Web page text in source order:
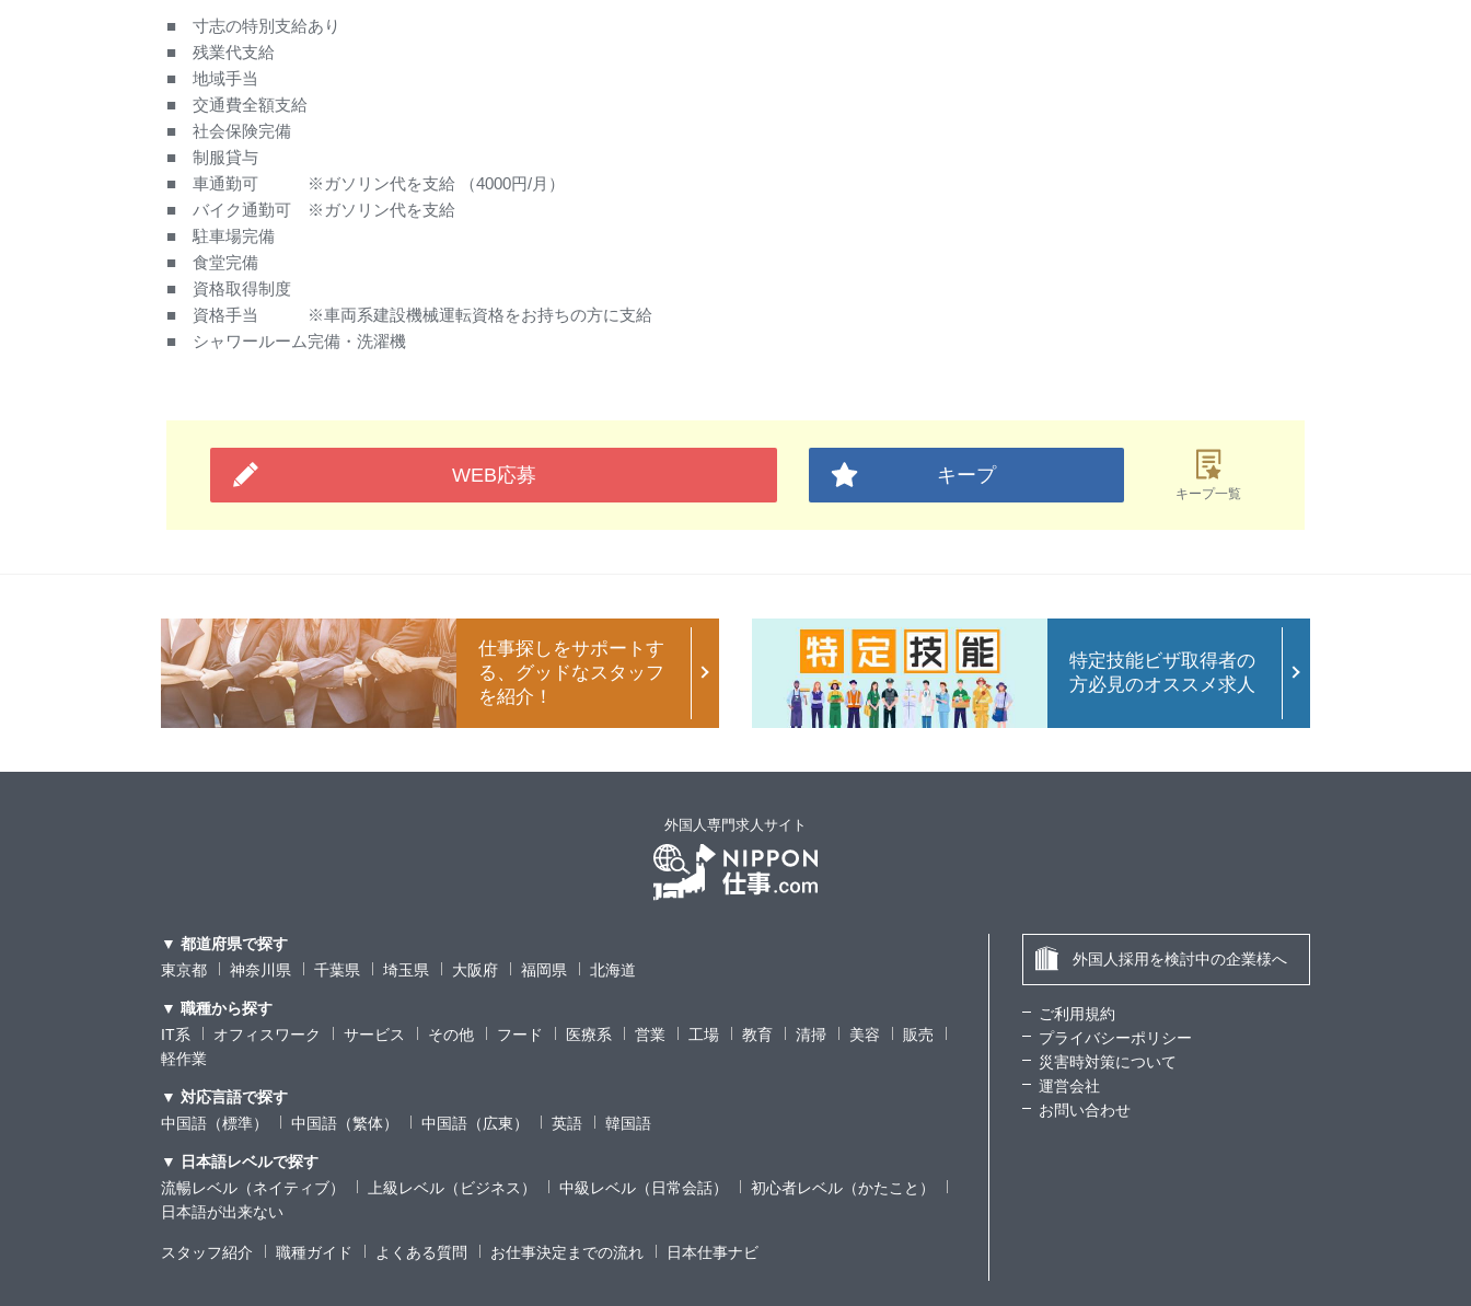
■ 寸志の特別支給あり
■ 残業代支給
■ 地域手当
■ 交通費全額支給
■ 社会保険完備
■ 制服貸与
■ 車通勤可 ※ガソリン代を支給 （4000円/月）
■ バイク通勤可 ※ガソリン代を支給
■ 駐車場完備
■ 食堂完備
■ 資格取得制度
■ 資格手当 ※車両系建設機械運転資格をお持ちの方に支給
■ シャワールーム完備・洗濯機
WEB応募 キープ
キープ一覧
仕事探しをサポートす
る、グッドなスタッフ
を紹介！
特定技能ビザ取得者の
方必見のオススメ求人
外国人専門求人サイト
▼ 都道府県で探す
東京都
神奈川県 千葉県 埼玉県 大阪府 福岡県 北海道
▼ 職種から探す
IT系
オフィスワーク サービス その他 フード 医療系 営業 工場 教育 清掃 美容
販売
軽作業
▼ 対応言語で探す
中国語（標準）
中国語（繁体） 中国語（広東） 英語 韓国語
▼ 日本語レベルで探す
流暢レベル（ネイティブ）
上級レベル（ビジネス） 中級レベル（日常会話）
初心者レベル（かたこと）
日本語が出来ない
スタッフ紹介 職種ガイド よくある質問 お仕事決定までの流れ 日本仕事ナビ
外国人採用を検討中の企業様へ
ご利用規約
プライバシーポリシー
災害時対策について
運営会社
お問い合わせ